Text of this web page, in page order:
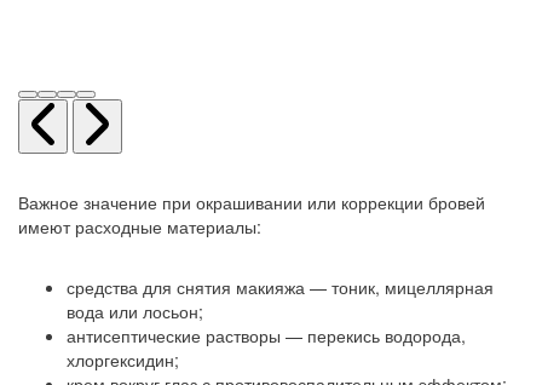
Важное значение при окрашивании или коррекции бровей
имеют расходные материалы:
средства для снятия макияжа — тоник, мицеллярная
вода или лосьон;
антисептические растворы — перекись водорода,
хлоргексидин;